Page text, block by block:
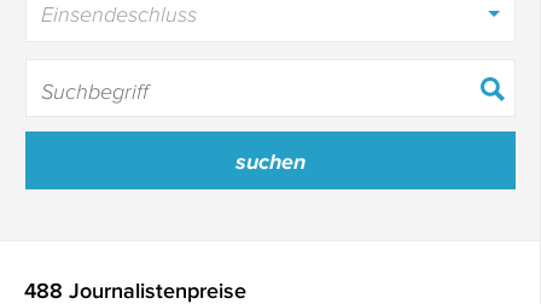
Einsendeschluss
488 Journalistenpreise